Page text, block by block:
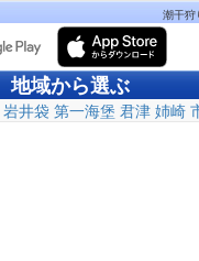
潮干狩
地域から選ぶ
岩井袋 第一海堡 君津 姉崎